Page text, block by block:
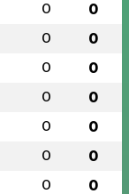
0 0
0 0
0 0
0 0
0 0
0 0
0 0